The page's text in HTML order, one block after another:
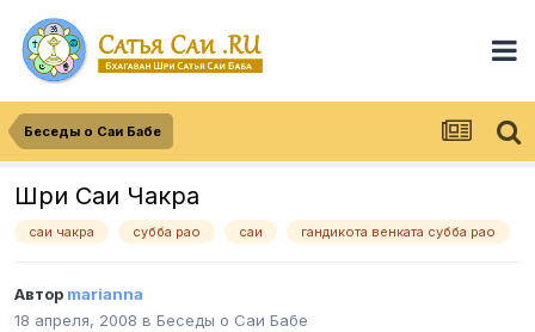
Беседы о Саи Бабе
Шри Саи Чакра
саи чакра субба рао саи гандикота венката субба рао
Автор marianna
18 апреля, 2008 в Беседы о Саи Бабе